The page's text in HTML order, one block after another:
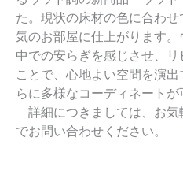
た。現状の床材の色に合わ
気のお部屋に仕上がります
中での安らぎを感じさせ、
ことで、心地よい空間を演
らに多様なコーディネートが
詳細につきましては、お気
でお問い合わせください。